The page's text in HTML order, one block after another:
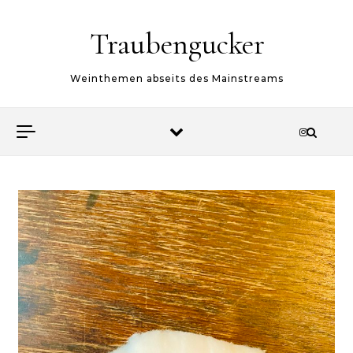
Traubengucker
Weinthemen abseits des Mainstreams